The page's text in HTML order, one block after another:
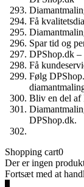
Få
Spar tid og
DPShop.dk –
Få
Følg
Bliv en del af
DPShop.dk.
Shopping cart0
Der er ingen
Fortsæt med at